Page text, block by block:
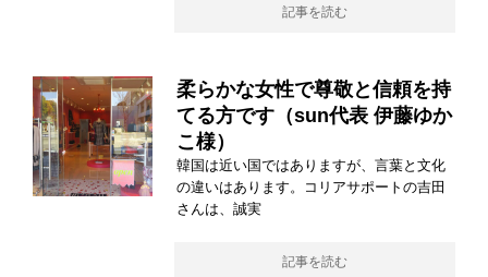
記事を読む
柔らかな女性で尊敬と信頼を持
てる方です（sun代表 伊藤ゆか
こ様）
韓国は近い国ではありますが、言葉と文化
の違いはあります。コリアサポートの吉田
さんは、誠実
記事を読む